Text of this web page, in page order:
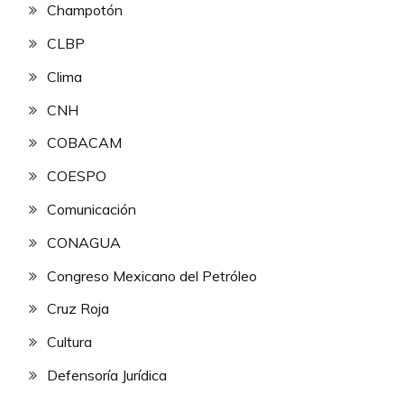
Champotón
CLBP
Clima
CNH
COBACAM
COESPO
Comunicación
CONAGUA
Congreso Mexicano del Petróleo
Cruz Roja
Cultura
Defensoría Jurídica